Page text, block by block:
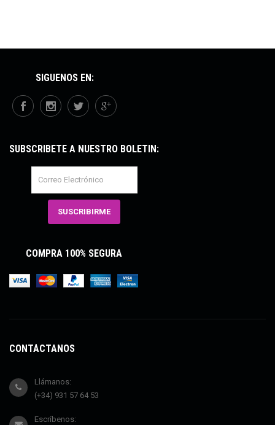
SÍGUENOS EN:
SUBSCRÍBETE A NUESTRO BOLETÍN:
COMPRA 100% SEGURA
CONTÁCTANOS
Llámanos:
(+34) 931 57 64 53
Escríbenos: